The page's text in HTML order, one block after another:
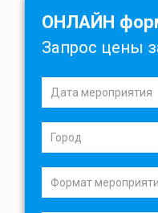
ОНЛАЙН
Запрос цены